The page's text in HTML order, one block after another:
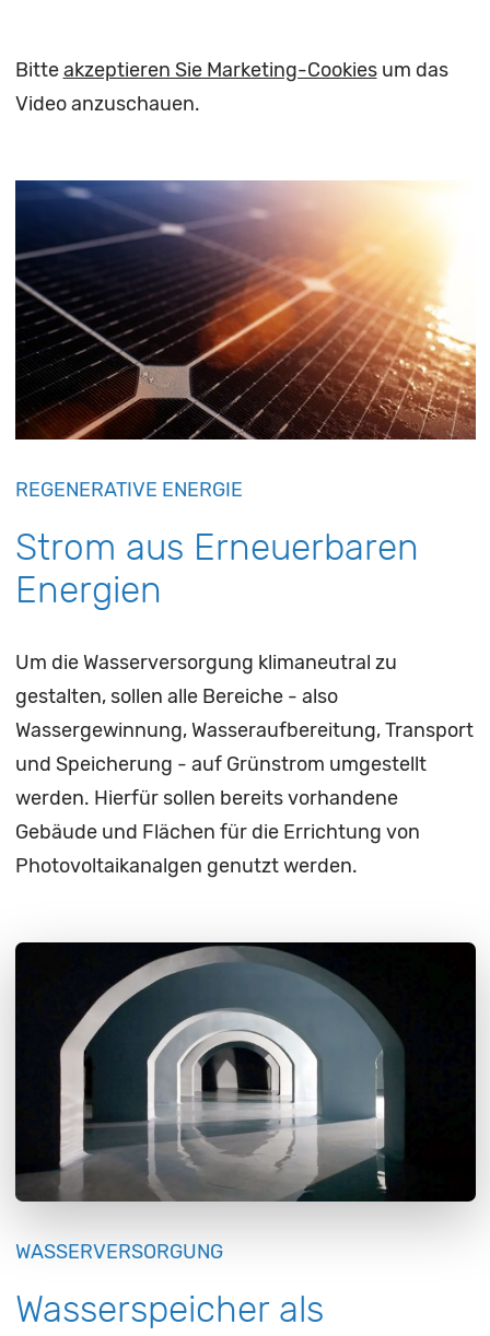
Bitteakzeptieren Sie Marketing-Cookiesum das
Video anzuschauen.
REGENERATIVE ENERGIE
Strom aus Erneuerbaren
Energien
Um die Wasserversorgung klimaneutral zu
gestalten, sollen alle Bereiche - also
Wassergewinnung, Wasseraufbereitung, Transport
und Speicherung - auf Grünstrom umgestellt
werden. Hierfür sollen bereits vorhandene
Gebäude und Flächen für die Errichtung von
Photovoltaikanalgen genutzt werden.
WASSERVERSORGUNG
Wasserspeicher als